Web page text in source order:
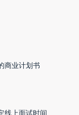
商业计划书
线上面试时间